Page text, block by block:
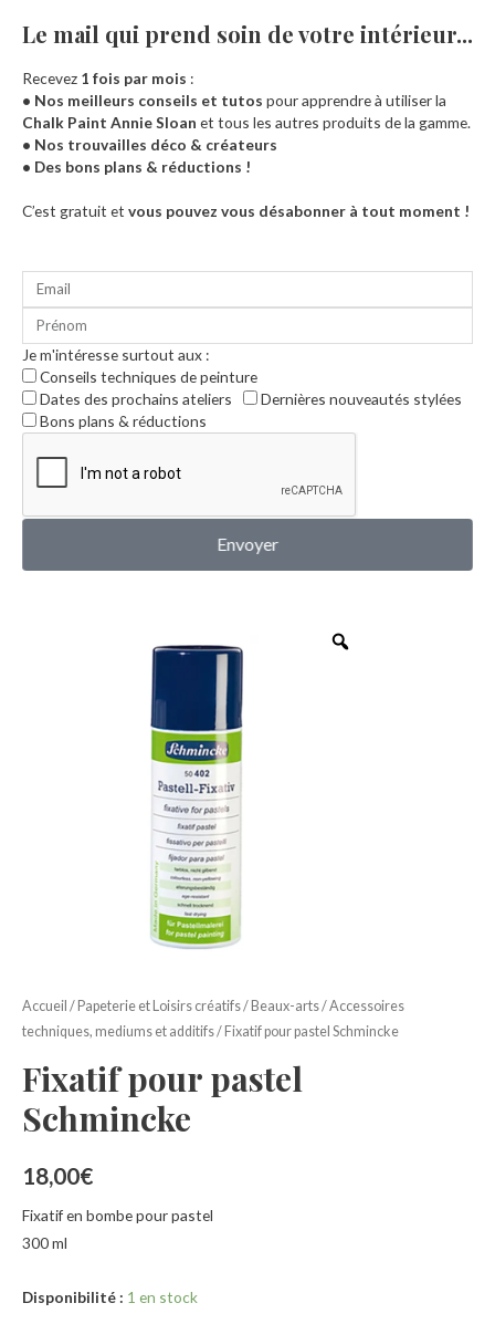
Accueil
Accueil / Papeterie et Loisirs créatifs/ Beaux-arts/Accessoires
techniques, mediums et additifs/ Fixatif pour pastel Schmincke
Fixatif pour pastel
Schmincke
18,00€
Fixatif en bombe pour pastel
300 ml
Disponibilité : 1 en stock
Le mail qui prend soin de votre intérieur...​
Recevez 1 fois par mois :
• Nos meilleurs conseils et tutos pour apprendre à utiliser la
Chalk Paint Annie Sloan et tous les autres produits de la gamme.
• Nos trouvailles déco & créateurs
• Des bons plans & réductions !
C’est gratuit et vous pouvez vous désabonner à tout moment !
Je m'intéresse surtout aux :
Conseils techniques de peinture
Dates des prochains ateliers
Dernières nouveautés stylées
Bons plans & réductions
Envoyer